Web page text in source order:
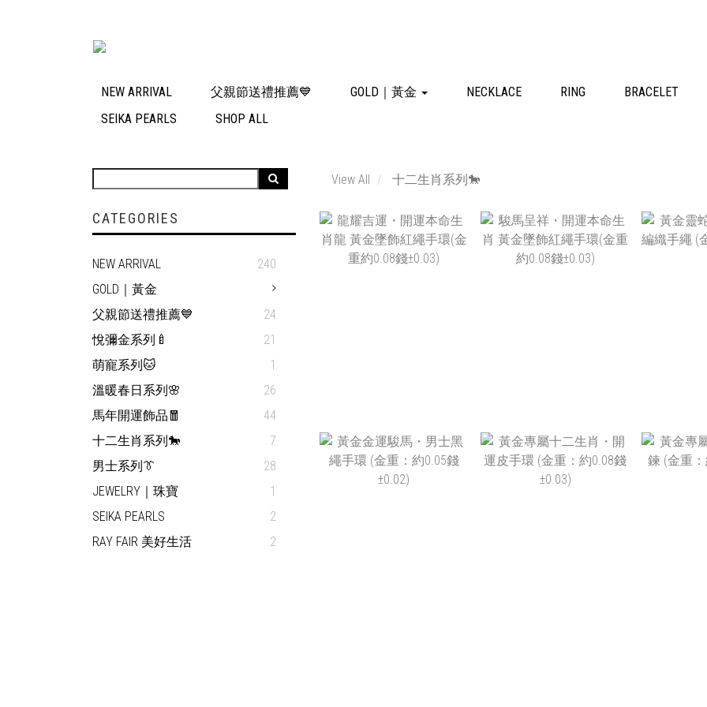
NEW ARRIVAL 父親節送禮推薦💙 GOLD｜黃金 NECKLACE RING BRACELET
SEIKA PEARLS
SHOP ALL
CATEGORIES
NEW ARRIVAL
240
GOLD｜黃金
父親節送禮推薦💙
24
悅彌金系列🍼
21
萌寵系列🐱
1
溫暖春日系列🌸
26
馬年開運飾品🧧
44
十二生肖系列🐎
7
男士系列👔
28
JEWELRY｜珠寶
1
SEIKA PEARLS
2
RAY FAIR 美好生活
2
View All 十二生肖系列🐎